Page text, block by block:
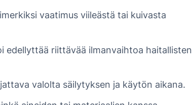
vaatimus viileästä tai kuivasta
edellyttää riittävää ilmanvaihtoa haitallisten
valolta säilytyksen ja käytön aikana.